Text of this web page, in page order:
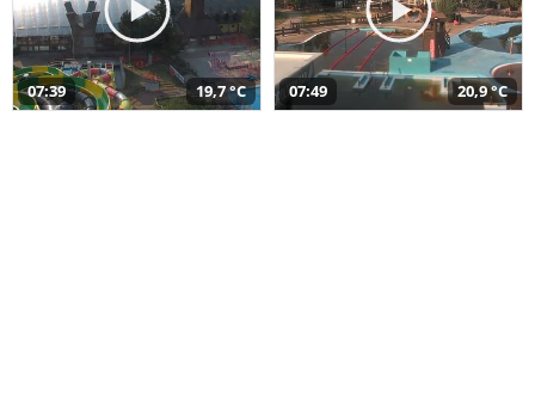
07:39 19,7 °C 07:49 20,9 °C